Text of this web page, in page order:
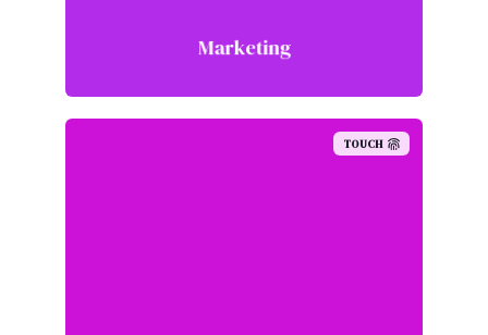
Marketing
TOUCH